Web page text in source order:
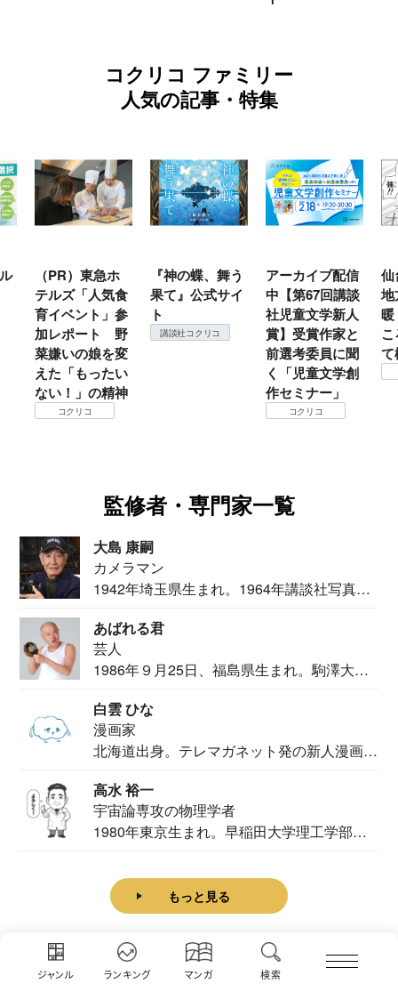
ジャンル ランキング マンガ 検索
コクリコ ファミリー
人気の記事・特集
東急ホ
人気食
ト」参
ート 野
娘を変
ったい
の精神
『神の蝶、舞う
果て』公式サイ
ト
講談社コクリコ
アーカイブ配信
中【第67回講談
社児童文学新人
賞】受賞作家と
前選考委員に聞
く「児童文学創
作セミナー」
仙台の冬は東
地方では温
暖？ 本当の
ころは仙台に
て検証すべし
コクリコ
監修者・専門家一覧
大島 康嗣
カメラマン
1942年埼玉県生まれ。1964年講談社写真部
あばれる君
芸人
1986年９月25日、福島県生まれ。駒澤大学
白雲 ひな
漫画家
北海道出身。テレマガネット発の新人漫画
高水 裕一
宇宙論専攻の物理学者
1980年東京生まれ。早稲田大学理工学部物
もっと見る